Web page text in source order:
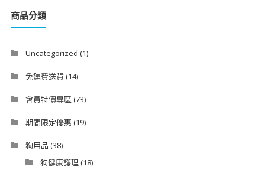
商品分類
Uncategorized (1)
免運費送貨(14)
會員特價專區 (73)
期間限定優惠 (19)
狗用品 (38)
狗健康護理 (18)